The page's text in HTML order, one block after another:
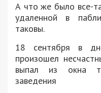
А что же было все-
удаленной в
таковы.
18 сентября в
произошел
выпал из окна
заведения